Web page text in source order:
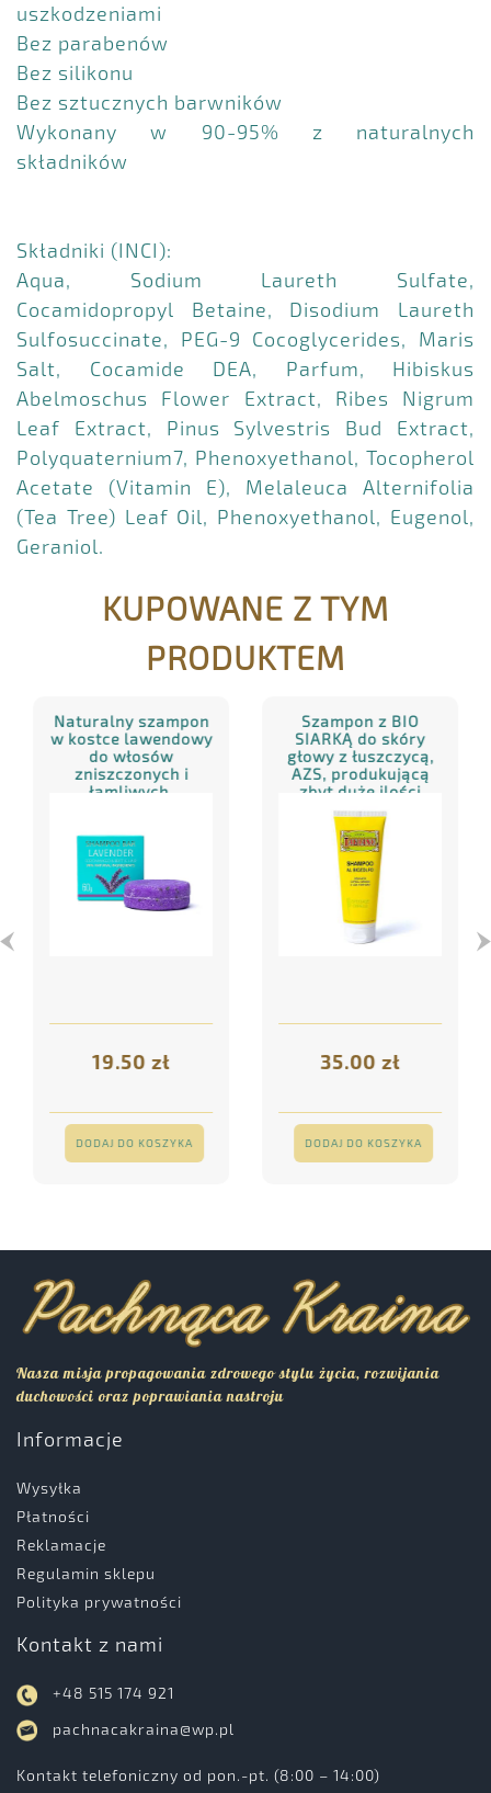
uszkodzeniami
Bez parabenów
Bez silikonu
Bez sztucznych barwników
Wykonany w 90-95% z naturalnych
składników
Składniki (INCI):
Aqua, Sodium Laureth Sulfate,
Cocamidopropyl Betaine, Disodium Laureth
Sulfosuccinate, PEG-9 Cocoglycerides, Maris
Salt, Cocamide DEA, Parfum, Hibiskus
Abelmoschus Flower Extract, Ribes Nigrum
Leaf Extract, Pinus Sylvestris Bud Extract,
Polyquaternium7, Phenoxyethanol, Tocopherol
Acetate (Vitamin E), Melaleuca Alternifolia
(Tea Tree) Leaf Oil, Phenoxyethanol, Eugenol,
Geraniol.
KUPOWANE Z TYM
PRODUKTEM
Naturalny szampon
w kostce lawendowy
do włosów
zniszczonych i
łamliwych,
19.50 zł
DODAJ DO KOSZYKA
Szampon z BIO
SIARKĄ do skóry
głowy z łuszczycą,
AZS, produkującą
zbyt duże ilości
sebum
(przetłuszczanie) i
hamuje wypadanie
włosów 250 ml
35.00 zł
DODAJ DO KOSZYKA
Nasza misja propagowania zdrowego stylu życia, rozwijania
duchowości oraz poprawiania nastroju
Informacje
Wysyłka
Płatności
Reklamacje
Regulamin sklepu
Polityka prywatności
Kontakt z nami
+48 515 174 921
pachnacakraina@wp.pl
Kontakt telefoniczny od pon.-pt. (8:00 – 14:00)